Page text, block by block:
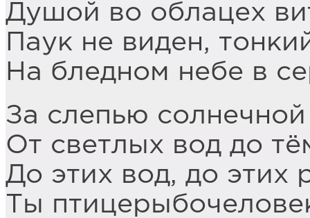
Душой во облацех
Паук не виден,
На бледном небе в
За слепью
От светлых вод до
До этих вод, до этих
Ты